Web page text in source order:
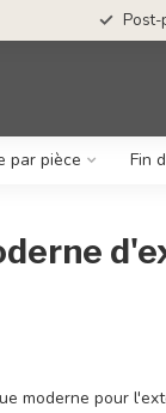
Post-
par pièce Fin
moderne pour